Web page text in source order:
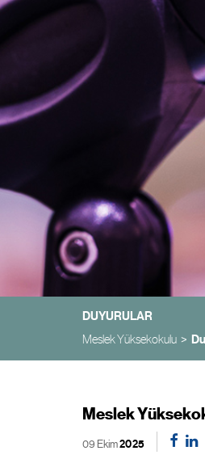
DUYURULAR
Meslek Yüksekokulu
Meslek
09 Ekim2025